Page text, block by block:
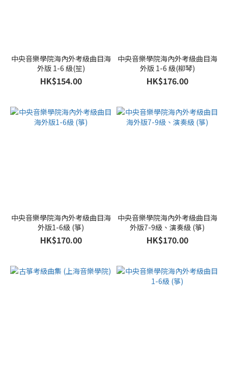
中央音樂學院海內外考級曲目海
外版 1-6 級(笙)
HK$154.00
中央音樂學院海內外考級曲目海
外版 1-6 級(柳琴)
HK$176.00
中央音樂學院海內外考級曲目海
外版1-6級 (箏)
HK$170.00
中央音樂學院海內外考級曲目海
外版7-9級、演奏級 (箏)
HK$170.00